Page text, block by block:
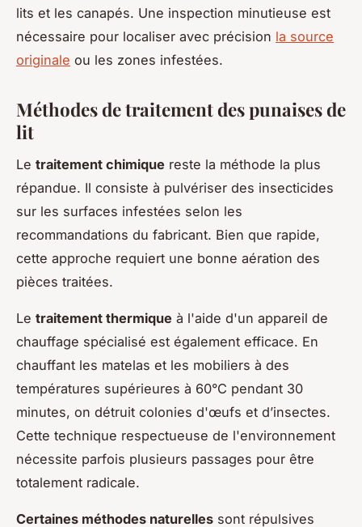
lits et les canapés. Une inspection minutieuse est
nécessaire pour localiser avec précision la source
originale ou les zones infestées.
Méthodes de traitement des punaises de
lit
Le traitement chimique reste la méthode la plus
répandue. Il consiste à pulvériser des insecticides
sur les surfaces infestées selon les
recommandations du fabricant. Bien que rapide,
cette approche requiert une bonne aération des
pièces traitées.
Le traitement thermique à l'aide d'un appareil de
chauffage spécialisé est également efficace. En
chauffant les matelas et les mobiliers à des
températures supérieures à 60°C pendant 30
minutes, on détruit colonies d'œufs et d’insectes.
Cette technique respectueuse de l'environnement
nécessite parfois plusieurs passages pour être
totalement radicale.
Certaines méthodes naturelles sont répulsives